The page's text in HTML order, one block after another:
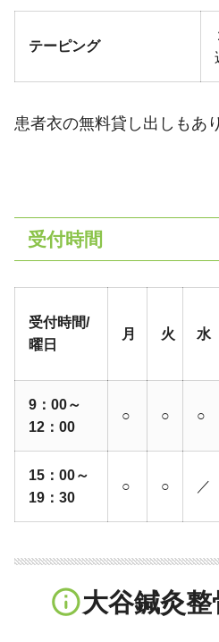
テーピング
患者衣の無料貸し出しもあ
受付時間
受付時間/
曜日
月 火 水
9：00～
12：00
○ ○ ○
15：00～
19：30
○ ○ ／
info_outline大谷鍼灸整